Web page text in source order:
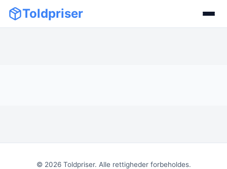
Toldpriser
© 2026Toldpriser. Alle rettigheder forbeholdes.